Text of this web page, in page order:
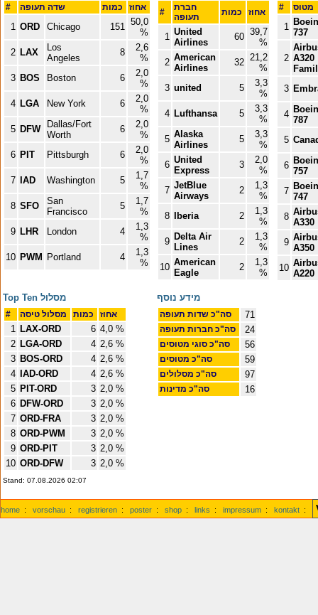
#
1 ORD Chicago 151 50,0
%
2 LAX
Los
Angeles
8
2,6
%
3 BOS Boston 6
2,0
%
4 LGA New York 6
2,0
%
5 DFW
Dallas/Fort
Worth
6
2,0
%
6 PIT Pittsburgh 6
2,0
%
7
IAD Washington 5
1,7
%
8 SFO
San
Francisco
5
1,7
%
9 LHR London 4
1,3
%
10 PWM Portland 4
1,3
%
#
חברת
1 United
Airlines
60 39,7
%
2 American
Airlines
32 21,2
%
3 united 5
3,3
%
4 Lufthansa 5
3,3
%
5 Alaska
Airlines
5
3,3
%
6 United
Express
3
2,0
%
7 JetBlue
Airways
2
1,3
%
8
Iberia 2
1,3
%
9 Delta Air
Lines
2
1,3
%
10 American
Eagle
2
1,3
%
#
1
737
2 A320
3
4
787
5
6
757
7
747
8
A330
9
A350
10
A220
Top Ten מסלול
#
1 LAX-ORD 6 4,0 %
2 LGA-ORD 4 2,6 %
3 BOS-ORD 4 2,6 %
4
IAD-ORD 4 2,6 %
5 PIT-ORD 3 2,0 %
6 DFW-ORD 3 2,0 %
7 ORD-FRA 3 2,0 %
8 ORD-PWM 3 2,0 %
9 ORD-PIT 3 2,0 %
10 ORD-DFW 3 2,0 %
מידע נוסף
סה"כ שדות תעופה 71
24
סה"כ סוגי מטוסים 56
סה"כ מטוסים 59
סה"כ מסלולים 97
סה"כ מדינות 16
Stand: 07.08.2026 02:07
home : vorschau : registrieren : poster : shop : links : impressum : kontakt :